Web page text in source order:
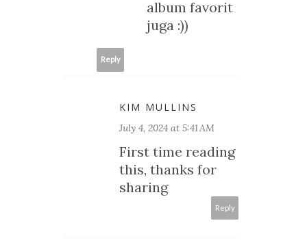
album favorit
juga :))
Reply
KIM MULLINS
July 4, 2024 at 5:41 AM
First time reading
this, thanks for
sharing
Reply